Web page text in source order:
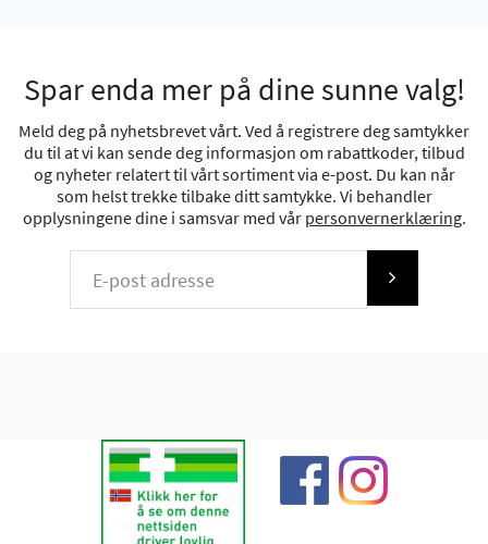
Spar enda mer på dine sunne valg!
Meld deg på nyhetsbrevet vårt. Ved å registrere deg samtykker
du til at vi kan sende deg informasjon om rabattkoder, tilbud
og nyheter relatert til vårt sortiment via e-post. Du kan når
som helst trekke tilbake ditt samtykke. Vi behandler
opplysningene dine i samsvar med vår personvernerklæring.